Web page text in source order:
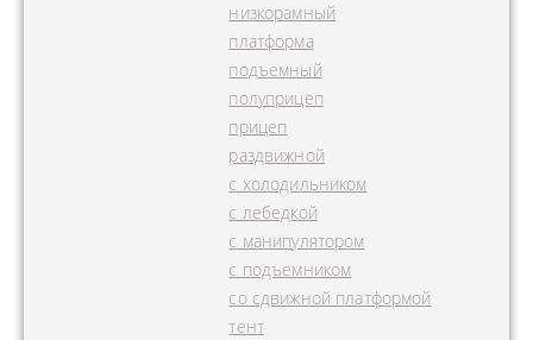
низкорамный
платформа
подъемный
полуприцеп
прицеп
раздвижной
с холодильником
с лебедкой
с манипулятором
с подъемником
со сдвижной платформой
тент